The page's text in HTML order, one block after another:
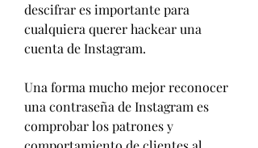
descifrar es importante para
cualquiera querer hackear una
cuenta de Instagram.
Una forma mucho mejor reconocer
una contraseña de Instagram es
comprobar los patrones y